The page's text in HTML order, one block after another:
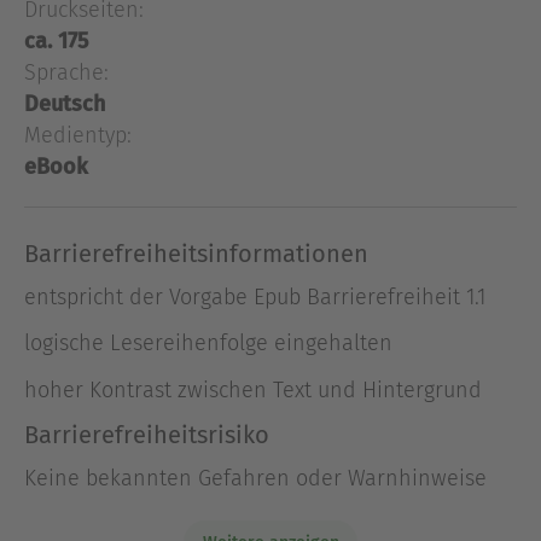
»famous last words« verabschiedet? Unnützes
und nicht so unnützes Wissen macht den Mann
unverwechselbar, besonders wenn er damit vor
seinen Kumpels angeben kann.
Über Oliver Kuhn
beim "Playboy" gearbeitet. Er ist Autor zahlreicher
Bestseller, darunter "Der perfekte Verführer",
Besseres Gesetzbuch".
Druckseiten:
ca. 175
Sprache:
Deutsch
Medientyp:
eBook
Barrierefreiheitsinformationen
entspricht der Vorgabe Epub Barrierefreiheit 1.1
logische Lesereihenfolge eingehalten
hoher Kontrast zwischen Text und Hintergrund
Barrierefreiheitsrisiko
Keine bekannten Gefahren oder Warnhinweise